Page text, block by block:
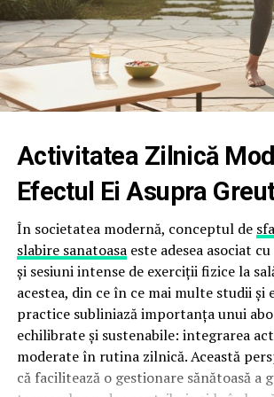
ZOOTEHNIA PENALĂ LA
PINOCCHIO ÎN
DINASTIA SPĂGARILOR
„Iuda”. Comandantul Stoican Bogdan,
„Pinocchio”, a inaugurat „metoda
Când oile comisarului-șef Dobrogeanu
de câini, petițiile acestuia au dispărut în
biroului lui Stoican. Investigația a scos
pedigree de invidiat: agentul Tudor
„cerceta” cazul, este fiul unui polițist
șpagă și alcool și al unei mame salvate
delapidare. La Prahova, spaga pare să
genetic, sub binecuvântarea lui Marcel
ÎMPĂRATUL ȘI
Activitatea Zilnică
Efectul Ei Asupra
În societatea modernă, conceptul de
slabire sanatoasaeste adesea asociat
și sesiuni intense de exerciții fizice la
acestea, din ce în ce mai multe studii și
practice subliniază importanța unui
echilibrate și sustenabile: integrarea
moderate în rutina zilnică. Această
că facilitează o gestionare sănătoasă a